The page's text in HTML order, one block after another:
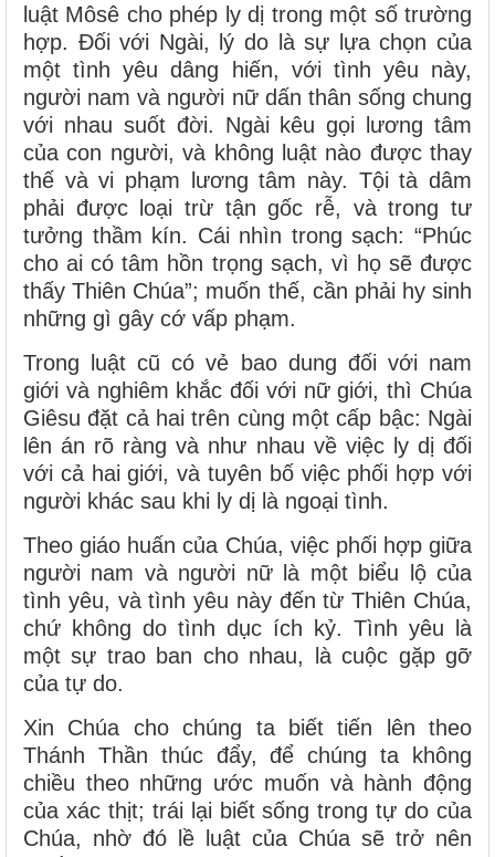
luật Môsê cho phép ly dị trong một số trường
hợp. Ðối với Ngài, lý do là sự lựa chọn của
một tình yêu dâng hiến, với tình yêu này,
người nam và người nữ dấn thân sống chung
với nhau suốt đời. Ngài kêu gọi lương tâm
của con người, và không luật nào được thay
thế và vi phạm lương tâm này. Tội tà dâm
phải được loại trừ tận gốc rễ, và trong tư
tưởng thầm kín. Cái nhìn trong sạch: “Phúc
cho ai có tâm hồn trọng sạch, vì họ sẽ được
thấy Thiên Chúa”; muốn thế, cần phải hy sinh
những gì gây cớ vấp phạm.
Trong luật cũ có vẻ bao dung đối với nam
giới và nghiêm khắc đối với nữ giới, thì Chúa
Giêsu đặt cả hai trên cùng một cấp bậc: Ngài
lên án rõ ràng và như nhau về việc ly dị đối
với cả hai giới, và tuyên bố việc phối hợp với
người khác sau khi ly dị là ngoại tình.
Theo giáo huấn của Chúa, việc phối hợp giữa
người nam và người nữ là một biểu lộ của
tình yêu, và tình yêu này đến từ Thiên Chúa,
chứ không do tình dục ích kỷ. Tình yêu là
một sự trao ban cho nhau, là cuộc gặp gỡ
của tự do.
Xin Chúa cho chúng ta biết tiến lên theo
Thánh Thần thúc đẩy, để chúng ta không
chiều theo những ước muốn và hành động
của xác thịt; trái lại biết sống trong tự do của
Chúa, nhờ đó lề luật của Chúa sẽ trở nên